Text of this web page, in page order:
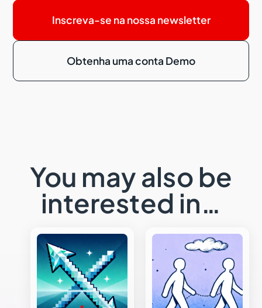
Inscreva-se na nossa newsletter
Obtenha uma conta Demo
You may also be
interested in…